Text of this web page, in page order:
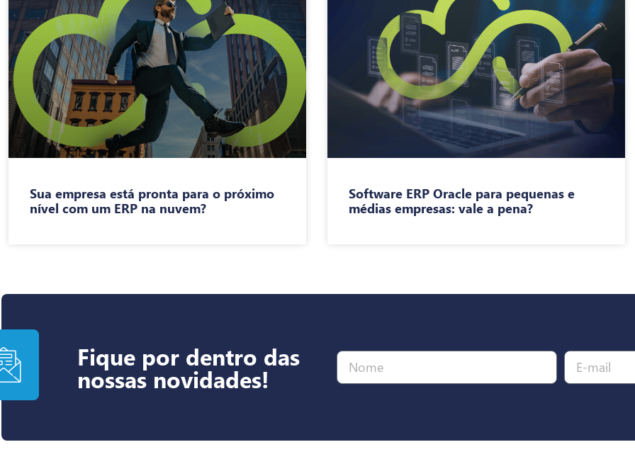
Sua empresa está pronta para o próximo
nível com um ERP na nuvem?
Software ERP Oracle para pequenas e
médias empresas: vale a pena?
Fique por dentro das
nossas novidades!